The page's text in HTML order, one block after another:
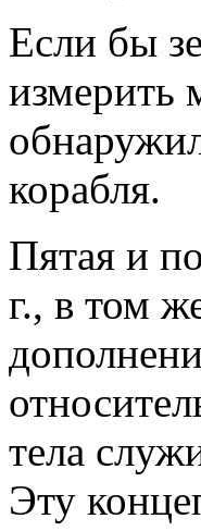
Если бы
измерить
корабля.
Пятая и
г., в том
тела
Эту